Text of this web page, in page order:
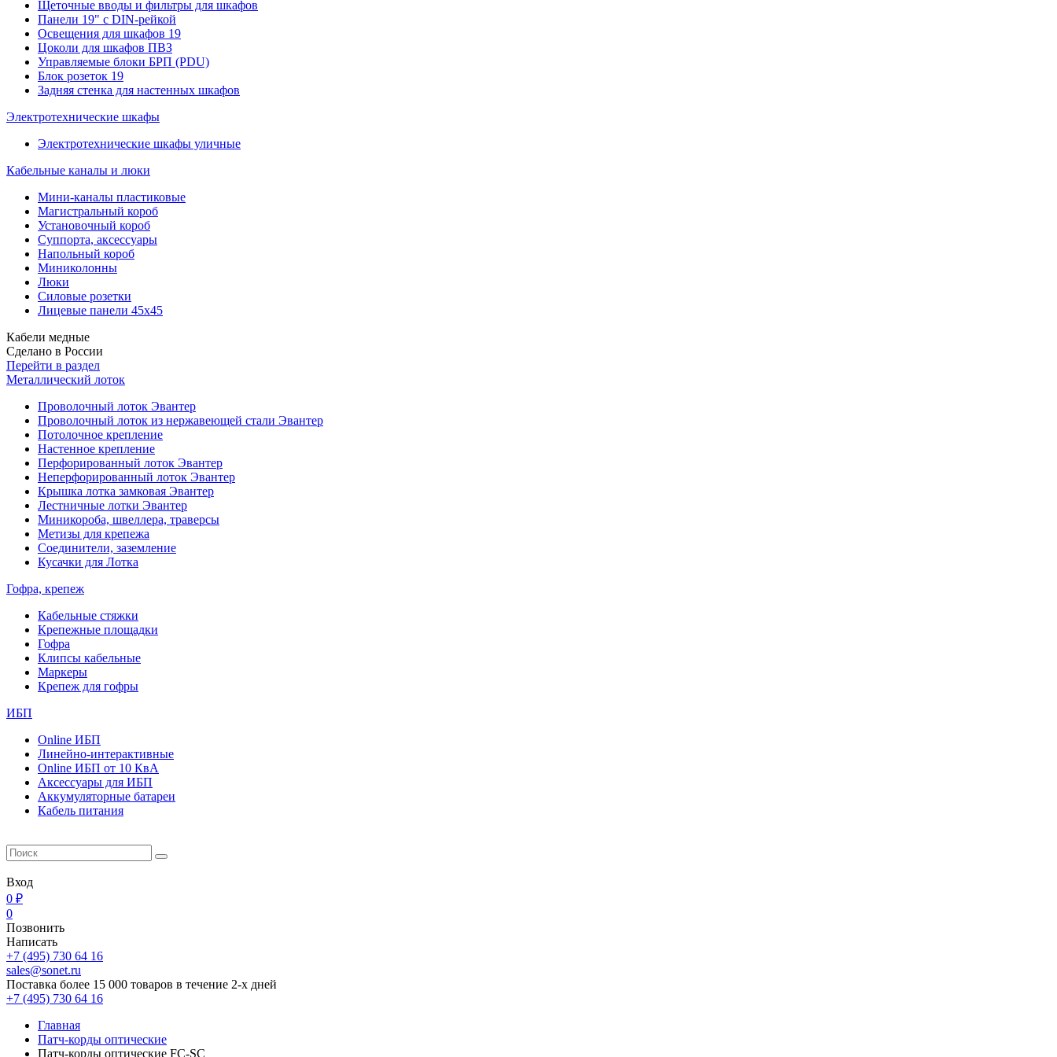
Щеточные вводы и фильтры для шкафов
Панели 19" с DIN-рейкой
Освещения для шкафов 19
Цоколи для шкафов ПВЗ
Управляемые блоки БРП (PDU)
Блок розеток 19
Задняя стенка для настенных шкафов
Электротехнические шкафы
Электротехнические шкафы уличные
Кабельные каналы и люки
Мини-каналы пластиковые
Магистральный короб
Установочный короб
Суппорта, аксессуары
Напольный короб
Миниколонны
Люки
Силовые розетки
Лицевые панели 45х45
Кабели медные
Сделано в России
Перейти в раздел
Металлический лоток
Проволочный лоток Эвантер
Проволочный лоток из нержавеющей стали Эвантер
Потолочное крепление
Настенное крепление
Перфорированный лоток Эвантер
Неперфорированный лоток Эвантер
Крышка лотка замковая Эвантер
Лестничные лотки Эвантер
Миникороба, швеллера, траверсы
Метизы для крепежа
Соединители, заземление
Кусачки для Лотка
Гофра, крепеж
Кабельные стяжки
Крепежные площадки
Гофра
Клипсы кабельные
Маркеры
Крепеж для гофры
ИБП
Online ИБП
Линейно-интерактивные
Online ИБП от 10 КвА
Aксессуары для ИБП
Аккумуляторные батареи
Кабель питания
Вход
0 ₽
0
Позвонить
Написать
+7 (495) 730 64 16
sales@sonet.ru
Поставка более 15 000 товаров в течение 2-х дней
+7 (495) 730 64 16
Главная
Патч-корды оптические
Патч-корды оптические FC-SC